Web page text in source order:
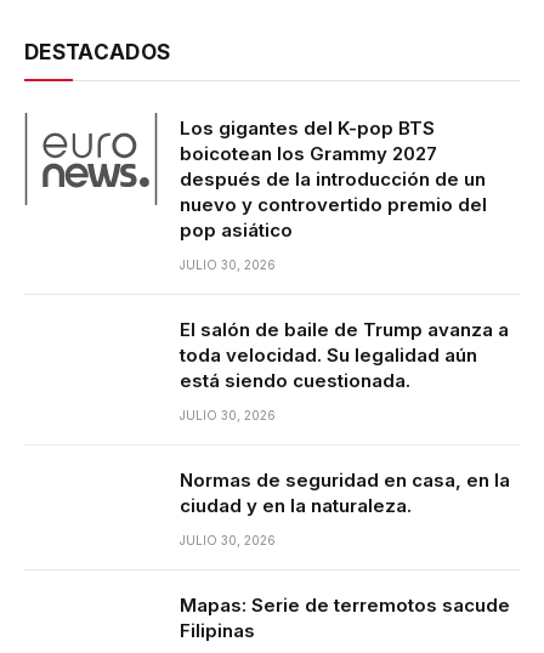
DESTACADOS
Los gigantes del K-pop BTS
boicotean los Grammy 2027
después de la introducción de un
nuevo y controvertido premio del
pop asiático
JULIO 30, 2026
El salón de baile de Trump avanza a
toda velocidad. Su legalidad aún
está siendo cuestionada.
JULIO 30, 2026
Normas de seguridad en casa, en la
ciudad y en la naturaleza.
JULIO 30, 2026
Mapas: Serie de terremotos sacude
Filipinas